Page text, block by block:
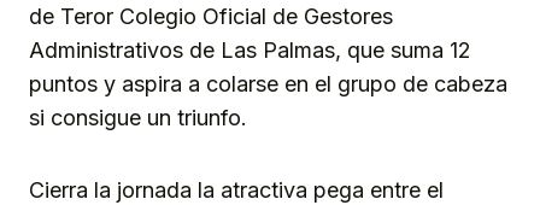
de Teror Colegio Oficial de Gestores
Administrativos de Las Palmas, que suma 12
puntos y aspira a colarse en el grupo de cabeza
si consigue un triunfo.
Cierra la jornada la atractiva pega entre el